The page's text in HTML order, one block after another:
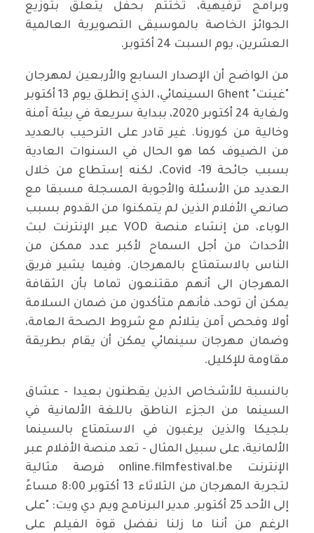
وبرامج ترفيهية، تختتم بحفل يتعلق بتوزيع
الجوائز الخاصة بالموسيقى التصويرية العالمية
العشرين، يوم السبت 24 أكتوبر.
من الواضح أن الإصدار السابع والأربعين لمهرجان
"غينت" Ghent السينمائي، الذي إنطلق يوم 13 أكتوبر
ولغاية 24 أكتوبر 2020، ببداية سريعة في بيئة آمنة
وخالية من كورونا. غير قادر على الترحيب بالعديد
من الضيوف كما هو الحال في السنوات العادية
بسبب جائحة Covid -19، لكنه إستطاع من خلال
العديد من الأسئلة والأجوبة المسجلة مسبقا مع
صانعي الأفلام الذين لم يتمكنوا من القدوم بسبب
الوباء، من إنشاء منصة VOD عبر الإنترنت لبث
الأحداث من أجل السماح لأكبر عدد ممكن من
الناس بالاستمتاع بالمهرجان. وفيما يشير فريق
المهرجان الى أنهم مقتنعون تماما بأن الثقافة
يمكن أن توحد، فأنهم متأكدون من ضمان السلامة
أولا وفحص آمن يتلائم مع شروط الصحة العامة،
وضمان مهرجان سينمائي يمكن أن يقام بطريقة
مقاومة للإكليل.
بالنسبة للأشخاص الذين يقطنون بعيدا - عشاق
السينما من الجزء الناطق باللغة الألمانية في
بلجيكا والذين يرغبون في الاستمتاع بالسينما
الألمانية، على سبيل المثال - تعد منصة الأفلام عبر
الإنترنت online.filmfestival.be فرصة مثالية
لتجربة المهرجان من الثلاثاء 13 أكتوبر 8:00 مساءً
إلى الأحد 25 أكتوبر. مدير البرنامج ويم دي ويت: "على
الرغم من أننا ما زلنا نفضل قوة الفيلم على